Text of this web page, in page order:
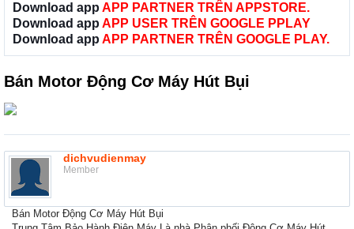
Download app APP PARTNER TRÊN APPSTORE.
Download app APP USER TRÊN GOOGLE PPLAY
Download app APP PARTNER TRÊN GOOGLE PLAY.
Bán Motor Động Cơ Máy Hút Bụi
dichvudienmay
Member
Bán Motor Động Cơ Máy Hút Bụi